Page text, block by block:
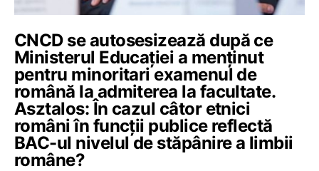
CNCD se autosesizează după ce
Ministerul Educației a menținut
pentru minoritari examenul de
română la admiterea la facultate.
Asztalos: În cazul câtor etnici
români în funcții publice reflectă
BAC-ul nivelul de stăpânire a limbii
române?